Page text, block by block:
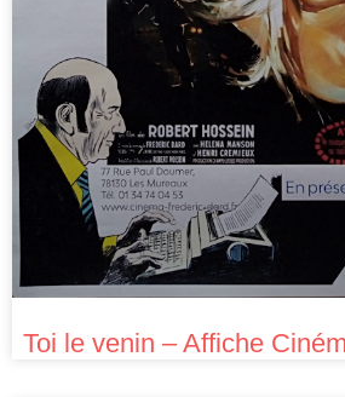
Toi le venin – Affiche